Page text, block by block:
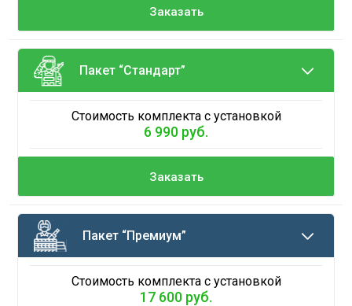
Заказать
Пакет “Стандарт”
Стоимость комплекта с установкой
6 990 руб.
Заказать
Пакет “Премиум”
Стоимость комплекта с установкой
17 600 руб.